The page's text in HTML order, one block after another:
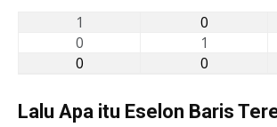
1 0
0
1
0
0
Lalu Apa itu Eselon Baris